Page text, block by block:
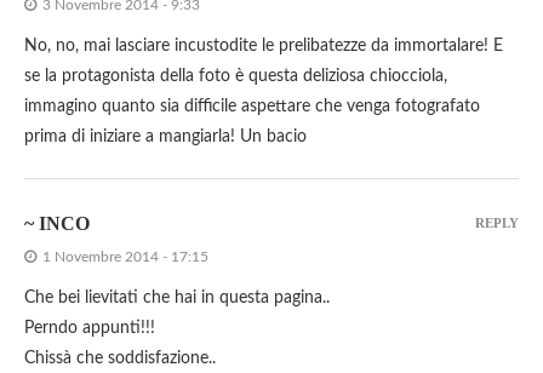
3 Novembre 2014 - 9:33
No, no, mai lasciare incustodite le prelibatezze da immortalare! E
se la protagonista della foto è questa deliziosa chiocciola,
immagino quanto sia difficile aspettare che venga fotografato
prima di iniziare a mangiarla! Un bacio
~ INCO
1 Novembre 2014 - 17:15
Che bei lievitati che hai in questa pagina..
Perndo appunti!!!
Chissà che soddisfazione..
REPLY